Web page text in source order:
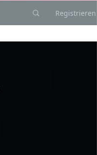
Registrieren